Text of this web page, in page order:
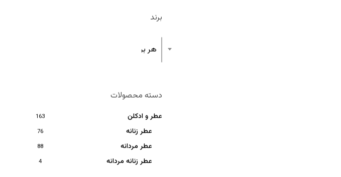
برند
هر برند
دسته محصولات
عطر و ادکلن 163
عطر زنانه 76
عطر مردانه 88
عطر زنانه مردانه 4